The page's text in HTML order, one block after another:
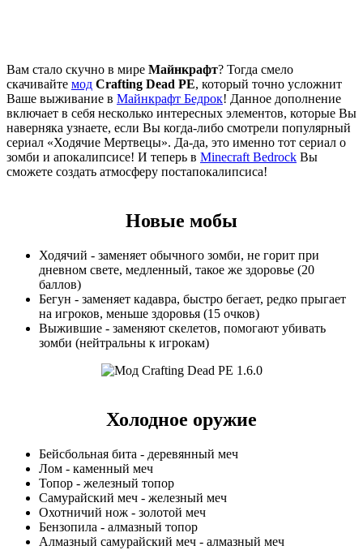
Вам стало скучно в мире Майнкрафт? Тогда смело
скачивайте мод Crafting Dead PE, который точно усложнит
Ваше выживание в Mайнкрафт Бедрок! Данное дополнение
включает в себя несколько интересных элементов, которые Вы
наверняка узнаете, если Вы когда-либо смотрели популярный
сериал «Ходячие Мертвецы». Да-да, это именно тот сериал о
зомби и апокалипсисе! И теперь в Minecraft Bedrock Вы
сможете создать атмосферу постапокалипсиса!
Новые мобы
Ходячий - заменяет обычного зомби, не горит при
дневном свете, медленный, такое же здоровье (20
баллов)
Бегун - заменяет кадавра, быстро бегает, редко прыгает
на игроков, меньше здоровья (15 очков)
Выжившие - заменяют скелетов, помогают убивать
зомби (нейтральны к игрокам)
Холодное оружие
Бейсбольная бита - деревянный меч
Лом - каменный меч
Топор - железный топор
Самурайский меч - железный меч
Охотничий нож - золотой меч
Бензопила - алмазный топор
Алмазный самурайский меч - алмазный меч